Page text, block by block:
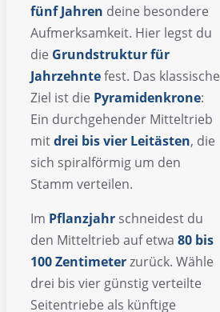
fünf Jahren deine besondere
Aufmerksamkeit. Hier legst du
die Grundstruktur für
Jahrzehntefest. Das klassische
Ziel ist die Pyramidenkrone:
Ein durchgehender Mitteltrieb
mitdrei bis vier Leitästen, die
sich spiralförmig um den
Stamm verteilen.
Im Pflanzjahr schneidest du
den Mitteltrieb auf etwa 80 bis
100 Zentimeterzurück. Wähle
drei bis vier günstig verteilte
Seitentriebe als künftige